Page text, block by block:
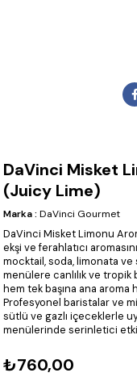
DaVinci Misket
(Juicy Lime)
Marka : DaVinci Gourmet
DaVinci Misket Limonu
ekşi ve ferahlatıcı
mocktail, soda, limonata
menülere canlılık ve
hem tek başına ana aroma
Profesyonel baristalar ve
sütlü ve gazlı içeceklerle
menülerinde serinletici
₺760,00